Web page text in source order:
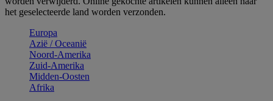
het geselecteerde land worden verzonden.
Europa
Aziё / Oceaniё
Noord-Amerika
Zuid-Amerika
Midden-Oosten
Afrika